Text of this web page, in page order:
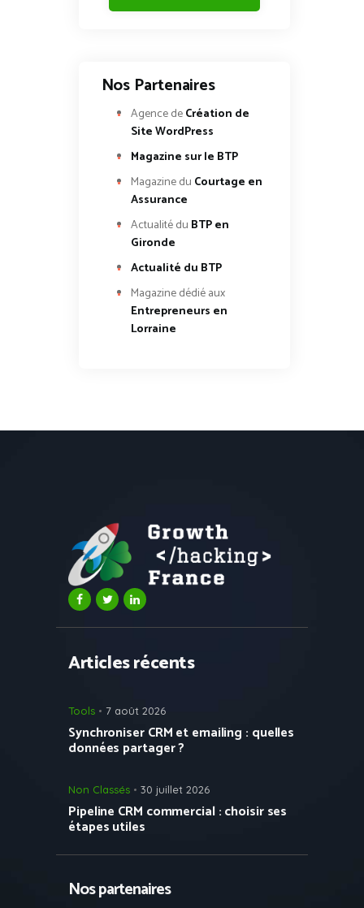
Nos Partenaires
Agence deCréation de
Site WordPress
Magazine sur le BTP
Magazine du Courtage en
Assurance
Actualité du BTP en
Gironde
Actualité du BTP
Magazine dédié aux
Entrepreneurs en
Lorraine
Articles récents
Tools 7 août 2026
Synchroniser CRM et emailing : quelles
données partager ?
Non Classés 30 juillet 2026
Pipeline CRM commercial : choisir ses
étapes utiles
Nos partenaires